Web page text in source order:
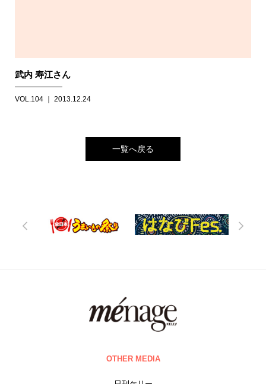
武内 寿江さん
VOL.104 ｜ 2013.12.24
一覧へ戻る
OTHER MEDIA